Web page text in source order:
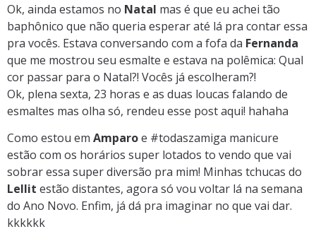
Ok, ainda estamos no Natal mas é que eu achei tão
baphônico que não queria esperar até lá pra contar essa
pra vocês. Estava conversando com a fofa da Fernanda
que me mostrou seu esmalte e estava na polêmica: Qual
cor passar para o Natal?! Vocês já escolheram?!
Ok, plena sexta, 23 horas e as duas loucas falando de
esmaltes mas olha só, rendeu esse post aqui! hahaha
Como estou em Amparoe #todaszamiga manicure
estão com os horários super lotados to vendo que vai
sobrar essa super diversão pra mim! Minhas tchucas do
Lellit estão distantes, agora só vou voltar lá na semana
do Ano Novo. Enfim, já dá pra imaginar no que vai dar.
kkkkkk